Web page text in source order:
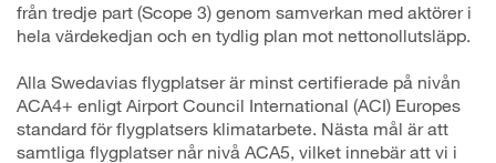
från tredje part (Scope 3) genom samverkan med aktörer i
hela värdekedjan och en tydlig plan mot nettonollutsläpp.
Alla Swedavias flygplatser är minst certifierade på nivån
ACA4+ enligt Airport Council International (ACI) Europes
standard för flygplatsers klimatarbete. Nästa mål är att
samtliga flygplatser når nivå ACA5, vilket innebär att vi i